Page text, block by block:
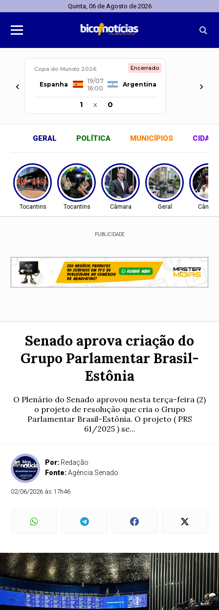
Quinta, 06 de Agosto de 2026
‹
Copa do Mundo 2026 Encerrado
Espanha
19/07
16:00
Argentina
1 x 0
›
GERAL POLÍTICA MUNICÍPIOS
Tocantins Tocantins Câmara Geral
PUBLICIDADE
Senado aprova criação do
Grupo Parlamentar Brasil-
Estônia
O Plenário do Senado aprovou nesta terça-feira (2)
o projeto de resolução que cria o Grupo
Parlamentar Brasil-Estônia. O projeto ( PRS
61/2025 ) se...
Por: Redação
Fonte:Agência Senado
02/06/2026 às 17h46